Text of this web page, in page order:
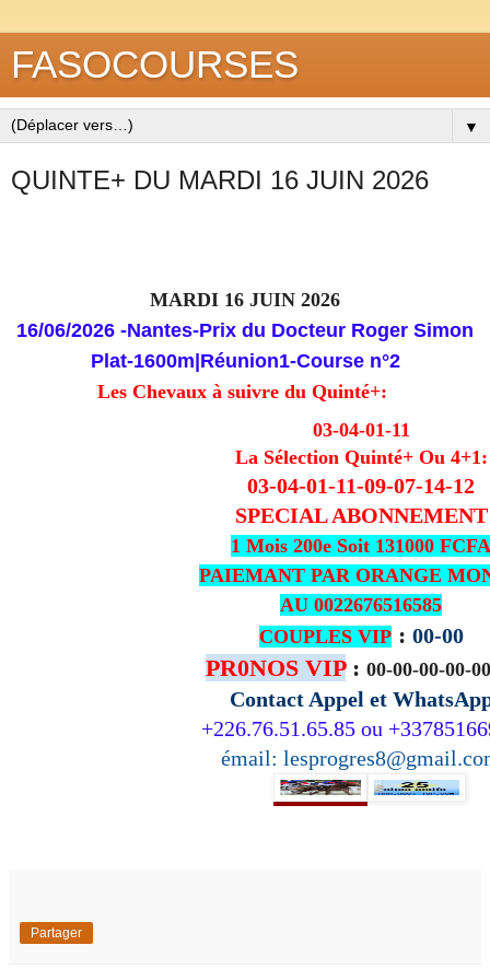
FASOCOURSES
▼
QUINTE+ DU MARDI 16 JUIN 2026
MARDI 16 JUIN 2026
16/06/2026 -Nantes-Prix du Docteur Roger Simon
Plat-1600m|Réunion1-Coursen°2
Les Chevaux à suivre du Quinté+:
03-04-01-11
La Sélection Quinté+ Ou 4+1:
03-04-01-11-09-07-14-12
SPECIAL ABONNEMENT
1 Mois 200e Soit 131000 FCFA
PAIEMANT PAR ORANGE
AU 0022676516585
COUPLES VIP: 00-00
PR0NOS VIP: 00-00-00-00-
Contact Appel et
+226.76.51.65.85 ou
émail:
Partager